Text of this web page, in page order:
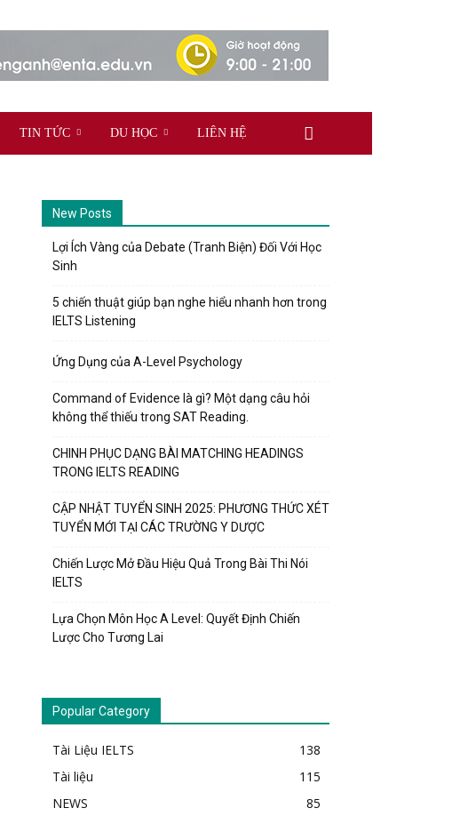
TIN TỨC DU HỌC LIÊN HỆ
New Posts
Lợi Ích Vàng của Debate (Tranh Biện) Đối Với Học
Sinh
5 chiến thuật giúp bạn nghe hiểu nhanh hơn trong
IELTS Listening
Ứng Dụng của A-Level Psychology
Command of Evidence là gì? Một dạng câu hỏi
không thể thiếu trong SAT Reading.
CHINH PHỤC DẠNG BÀI MATCHING HEADINGS
TRONG IELTS READING
CẬP NHẬT TUYỂN SINH 2025: PHƯƠNG THỨC XÉT
TUYỂN MỚI TẠI CÁC TRƯỜNG Y DƯỢC
Chiến Lược Mở Đầu Hiệu Quả Trong Bài Thi Nói
IELTS
Lựa Chọn Môn Học A Level: Quyết Định Chiến
Lược Cho Tương Lai
Popular Category
Tài Liệu IELTS
138
Tài liệu
115
NEWS
85